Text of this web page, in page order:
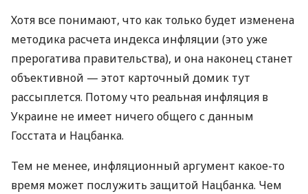
Хотя все понимают, что как только будет изменена
методика расчета индекса инфляции (это уже
прерогатива правительства), и она наконец станет
объективной — этот карточный домик тут
рассыплется. Потому что реальная инфляция в
Украине не имеет ничего общего с данным
Госстата и Нацбанка.
Тем не менее, инфляционный аргумент какое-то
время может послужить защитой Нацбанка. Чем